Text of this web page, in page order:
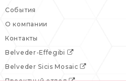
События
О компании
Контакты
Belveder-Effegibi
Belveder Sicis Mosaic